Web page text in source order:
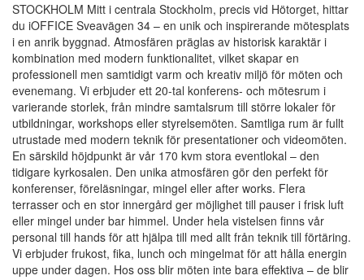
STOCKHOLM Mitt i centrala Stockholm, precis vid Hötorget, hittar
du iOFFICE Sveavägen 34 – en unik och inspirerande mötesplats
i en anrik byggnad. Atmosfären präglas av historisk karaktär i
kombination med modern funktionalitet, vilket skapar en
professionell men samtidigt varm och kreativ miljö för möten och
evenemang. Vi erbjuder ett 20-tal konferens- och mötesrum i
varierande storlek, från mindre samtalsrum till större lokaler för
utbildningar, workshops eller styrelsemöten. Samtliga rum är fullt
utrustade med modern teknik för presentationer och videomöten.
En särskild höjdpunkt är vår 170 kvm stora eventlokal – den
tidigare kyrkosalen. Den unika atmosfären gör den perfekt för
konferenser, föreläsningar, mingel eller after works. Flera
terrasser och en stor innergård ger möjlighet till pauser i frisk luft
eller mingel under bar himmel. Under hela vistelsen finns vår
personal till hands för att hjälpa till med allt från teknik till förtäring.
Vi erbjuder frukost, fika, lunch och mingelmat för att hålla energin
uppe under dagen. Hos oss blir möten inte bara effektiva – de blir